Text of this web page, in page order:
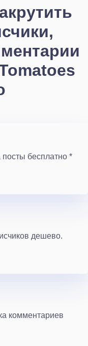
посты бесплатно *
дешево.
комментариев